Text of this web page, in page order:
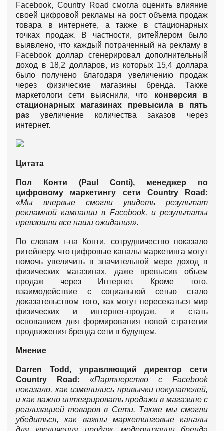
Facebook, Country Road смогла оценить влияние
своей цифровой рекламы на рост объема продаж
товара в интернете, а также в стационарных
точках продаж. В частности, ритейлером было
выявлено, что каждый потраченный на рекламу в
Facebook доллар сгенерировал дополнительный
доход в 18,2 долларов, из которых 15,4 доллара
было получено благодаря увеличению продаж
через физические магазины бренда. Также
маркетологи сети выяснили, что конверсия в
стационарных магазинах
превысила в пять
раз увеличение количества заказов через
интернет.
Цитата
Пол Конти (Paul Conti), менеджер по
цифровому маркетингу сети Country Road:
«Мы впервые смогли увидеть результат
рекламной кампании в Facebook, и результаты
превзошли все наши ожидания».
По словам г-на Конти, сотрудничество показало
ритейлеру, что цифровые каналы маркетинга могут
помочь увеличить в значительной мере доход в
физических магазинах, даже превысив объем
продаж через Интернет. Кроме того,
взаимодействие с социальной сетью стало
доказательством того, как могут пересекаться мир
физических и интернет-продаж, и стать
основанием для формирования новой стратегии
продвижения бренда сети в будущем.
Мнение
Darren Todd, управляющий директор сети
Country Road : «Партнерство с Facebook
показало, как изменились привычки покупателей,
и как важно интегрировать продажи в магазине с
реализацией товаров в Сети. Также мы смогли
убедиться, как важны маркетинговые каналы